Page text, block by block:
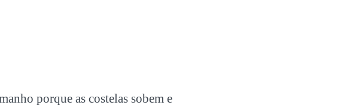
porque as costelas sobem e